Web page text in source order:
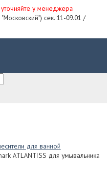
у менеджера
сек. 11-09.01 /
для ванной
ATLANTISS для умывальника